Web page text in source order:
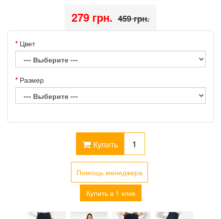
279 грн. 459 грн.
Цвет
Размер
Купить
Помощь менеджера
Купить в 1 клик